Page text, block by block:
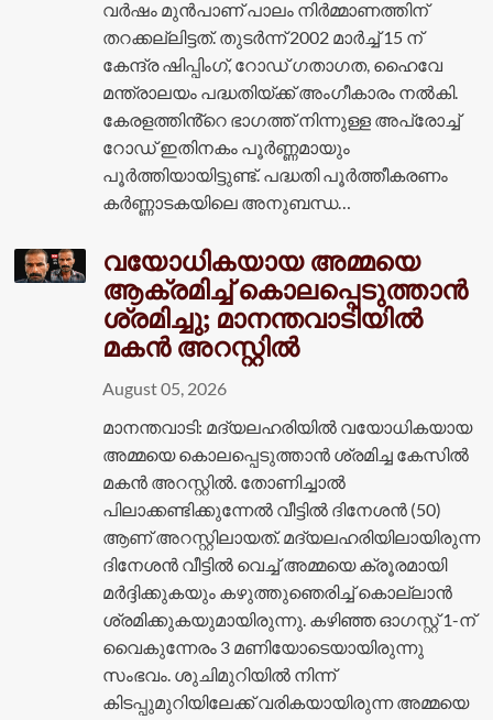
വർഷം മുൻപാണ് പാലം നിർമ്മാണത്തിന്
തറക്കല്ലിട്ടത്. തുടർന്ന് 2002 മാർച്ച് 15 ന്
കേന്ദ്ര ഷിപ്പിംഗ്, റോഡ് ഗതാഗത, ഹൈവേ
മന്ത്രാലയം പദ്ധതിയ്ക്ക് അംഗീകാരം നൽകി.
കേരളത്തിൻ്റെ ഭാഗത്ത് നിന്നുള്ള അപ്രോച്ച്
റോഡ് ഇതിനകം പൂർണ്ണമായും
പൂർത്തിയായിട്ടുണ്ട്. പദ്ധതി പൂർത്തീകരണം
കർണ്ണാടകയിലെ അനുബന്ധ…
വയോധികയായ അമ്മയെ
ആക്രമിച്ച് കൊലപ്പെടുത്താൻ
ശ്രമിച്ചു; മാനന്തവാടിയിൽ
മകൻ അറസ്റ്റിൽ
August 05, 2026
മാനന്തവാടി: മദ്യലഹരിയിൽ വയോധികയായ
അമ്മയെ കൊലപ്പെടുത്താൻ ശ്രമിച്ച കേസിൽ
മകൻ അറസ്റ്റിൽ. തോണിച്ചാൽ
പിലാക്കണ്ടിക്കുന്നേൽ വീട്ടിൽ ദിനേശൻ (50)
ആണ് അറസ്റ്റിലായത്. മദ്യലഹരിയിലായിരുന്ന
ദിനേശൻ വീട്ടിൽ വെച്ച് അമ്മയെ ക്രൂരമായി
മർദ്ദിക്കുകയും കഴുത്തുഞെരിച്ച് കൊല്ലാൻ
ശ്രമിക്കുകയുമായിരുന്നു. കഴിഞ്ഞ ഓഗസ്റ്റ് 1-ന്
വൈകുന്നേരം 3 മണിയോടെയായിരുന്നു
സംഭവം. ശുചിമുറിയിൽ നിന്ന്
കിടപ്പുമുറിയിലേക്ക് വരികയായിരുന്ന അമ്മയെ